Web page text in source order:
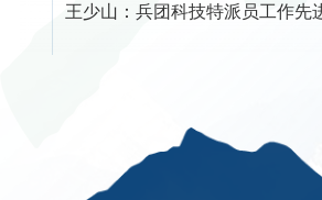
王少山 ：兵团科技特派员工作先